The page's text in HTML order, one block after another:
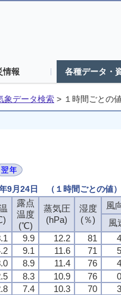
情報 各種データ・
象データ検索 > １時間ごとの
9月24日 （１時間ごとの値）
露点
温度
(℃)
蒸気圧
(hPa)
湿度
(％)
風
風
9.9 12.2 81
9.1 11.6 71
8.9 11.4 76
8.3 10.9 76
7.4 10.3 70